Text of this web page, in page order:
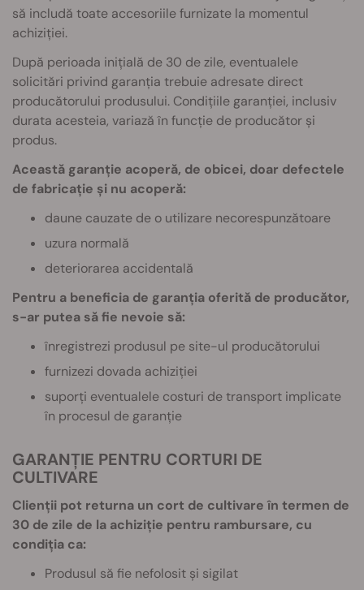
să includă toate accesoriile furnizate la momentul
achiziției.
După perioada inițială de 30 de zile, eventualele
solicitări privind garanția trebuie adresate direct
producătorului produsului. Condițiile garanției, inclusiv
durata acesteia, variază în funcție de producător și
produs.
Această garanție acoperă, de obicei, doar defectele
de fabricație și nu acoperă:
daune cauzate de o utilizare necorespunzătoare
uzura normală
deteriorarea accidentală
Pentru a beneficia de garanția oferită de producător,
s-ar putea să fie nevoie să:
înregistrezi produsul pe site-ul producătorului
furnizezi dovada achiziției
suporți eventualele costuri de transport implicate
în procesul de garanție
GARANȚIE PENTRU CORTURI DE
CULTIVARE
Clienții pot returna un cort de cultivare în termen de
30 de zile de la achiziție pentru rambursare, cu
condiția ca:
Produsul să fie nefolosit și sigilat